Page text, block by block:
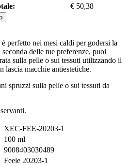
€ 50,38
perfetto nei mesi caldi per godersi la
delle tue preferenze, puoi
sulla pelle o sui tessuti utilizzando il
lascia macchie antiestetiche.
spruzzi sulla pelle o sui tessuti da
XEC-FEE-20203-1
100 ml
9008403030489
Feele 20203-1